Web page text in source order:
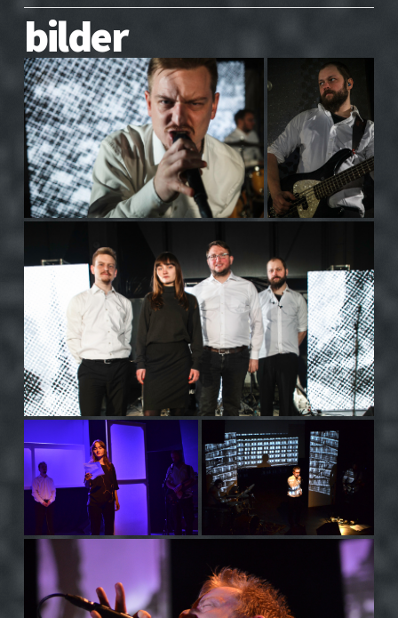
bilder